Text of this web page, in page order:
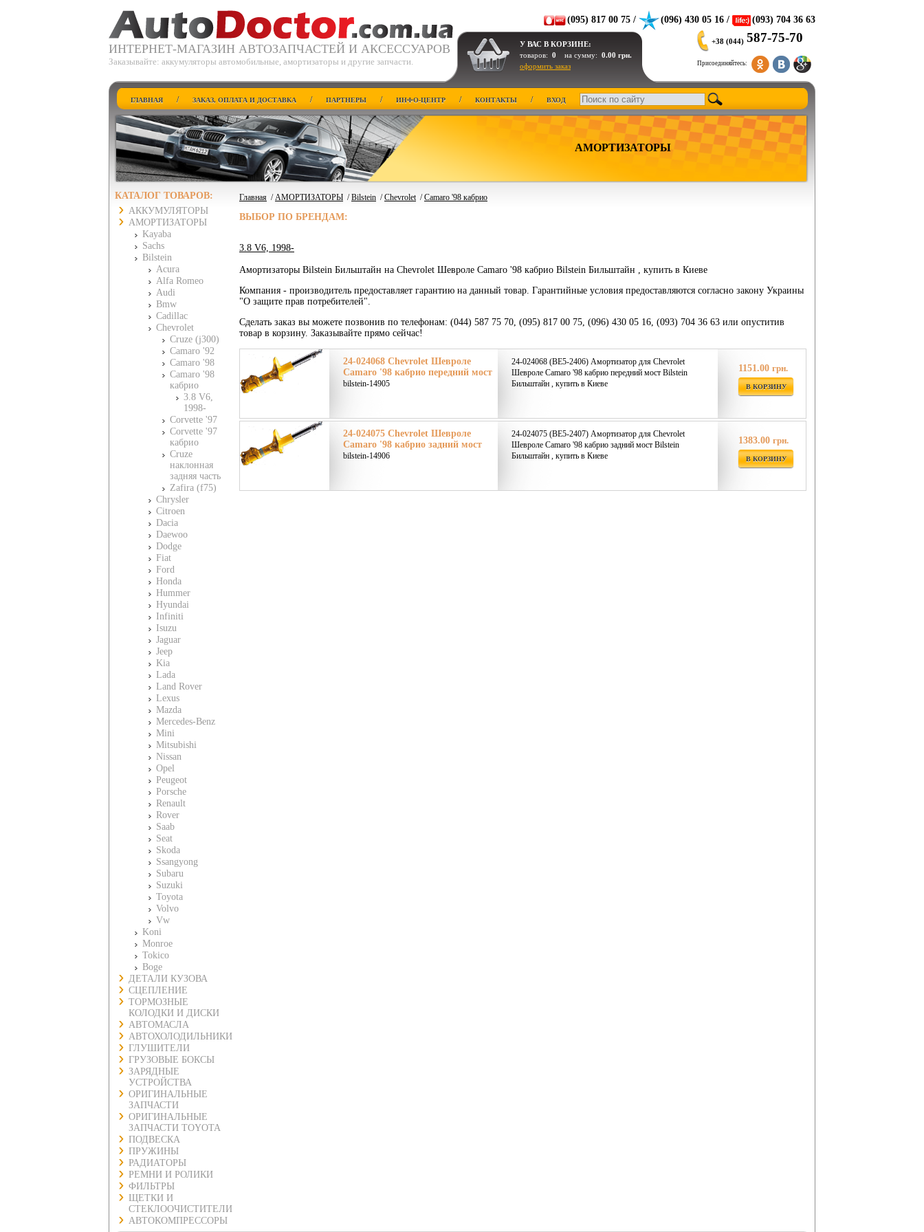
ИНТЕРНЕТ-МАГАЗИН АВТОЗАПЧАСТЕЙ И АКСЕССУАРОВ
Заказывайте: аккумуляторы автомобильные, амортизаторы и другие запчасти.
(095) 817 00 75 / (096) 430 05 16 / (093) 704 36 63
У ВАС В КОРЗИНЕ:
товаров: 0 на сумму: 0.00 грн.
оформить заказ
+38 (044) 587-75-70
Присоединяйтесь:
ГЛАВНАЯ / ЗАКАЗ, ОПЛАТА И ДОСТАВКА / ПАРТНЕРЫ / ИНФО-ЦЕНТР / КОНТАКТЫ / ВХОД
АМОРТИЗАТОРЫ
КАТАЛОГ ТОВАРОВ:
АККУМУЛЯТОРЫ
АМОРТИЗАТОРЫ
Kayaba
Sachs
Bilstein
Acura
Alfa Romeo
Audi
Bmw
Cadillac
Chevrolet
Cruze (j300)
Camaro '92
Camaro '98
Camaro '98
кабрио
3.8 V6,
1998-
Corvette '97
Corvette '97
кабрио
Cruze
наклонная
задняя часть
Zafira (f75)
Chrysler
Citroen
Dacia
Daewoo
Dodge
Fiat
Ford
Honda
Hummer
Hyundai
Infiniti
Isuzu
Jaguar
Jeep
Kia
Lada
Land Rover
Lexus
Mazda
Mercedes-Benz
Mini
Mitsubishi
Nissan
Opel
Peugeot
Porsche
Renault
Rover
Saab
Seat
Skoda
Ssangyong
Subaru
Suzuki
Toyota
Volvo
Vw
Koni
Monroe
Tokico
Boge
ДЕТАЛИ КУЗОВА
СЦЕПЛЕНИЕ
ТОРМОЗНЫЕ
КОЛОДКИ И ДИСКИ
АВТОМАСЛА
АВТОХОЛОДИЛЬНИКИ
ГЛУШИТЕЛИ
ГРУЗОВЫЕ БОКСЫ
ЗАРЯДНЫЕ
УСТРОЙСТВА
ОРИГИНАЛЬНЫЕ
ЗАПЧАСТИ
ОРИГИНАЛЬНЫЕ
ЗАПЧАСТИ TOYOTA
ПОДВЕСКА
ПРУЖИНЫ
РАДИАТОРЫ
РЕМНИ И РОЛИКИ
ФИЛЬТРЫ
ЩЕТКИ И
СТЕКЛООЧИСТИТЕЛИ
АВТОКОМПРЕССОРЫ
Главная /АМОРТИЗАТОРЫ /Bilstein /Chevrolet/Camaro '98 кабрио
ВЫБОР ПО БРЕНДАМ:
3.8 V6, 1998-
Амортизаторы Bilstein Бильштайн на Chevrolet Шевроле Camaro '98 кабрио Bilstein Бильштайн , купить в Киеве
Компания - производитель предоставляет гарантию на данный товар. Гарантийные условия предоставляются согласно закону Украины
"О защите прав потребителей".
Сделать заказ вы можете позвонив по телефонам: (044) 587 75 70, (095) 817 00 75, (096) 430 05 16, (093) 704 36 63 или опуститив
товар в корзину. Заказывайте прямо сейчас!
24-024068 Chevrolet Шевроле
Camaro '98 кабрио передний мост
bilstein-14905
24-024068 (BE5-2406) Амортизатор для Chevrolet
Шевроле Camaro '98 кабрио передний мост Bilstein
Бильштайн , купить в Киеве
1151.00 грн.
В КОРЗИНУ
24-024075 Chevrolet Шевроле
Camaro '98 кабрио задний мост
bilstein-14906
24-024075 (BE5-2407) Амортизатор для Chevrolet
Шевроле Camaro '98 кабрио задний мост Bilstein
Бильштайн , купить в Киеве
1383.00 грн.
В КОРЗИНУ